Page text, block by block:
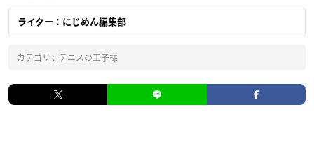
ライター：にじめん編集部
カテゴリ : テニスの王子様